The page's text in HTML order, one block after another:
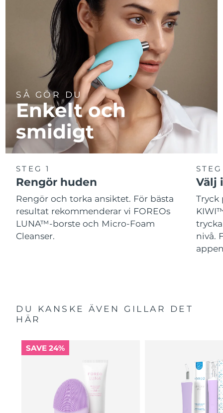
SÅ GÖR DU
Enkelt och
smidigt
STEG 1
Rengör huden
Rengör och torka ansiktet. För bästa
resultat rekommenderar vi FOREOs
LUNA™-borste och Micro-Foam
Cleanser.
Välj
Tryck
nivå.
DU KANSKE ÄVEN GILLAR DET
HÄR
SAVE 24%